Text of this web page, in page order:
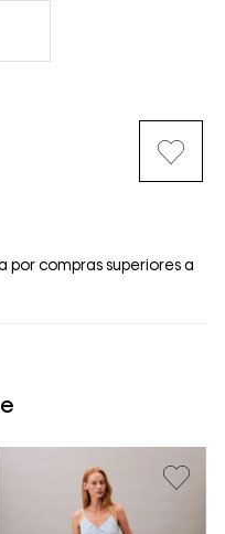
por compras superiores a